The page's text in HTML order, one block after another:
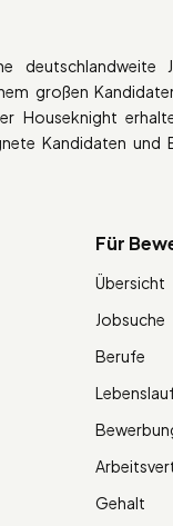
deutschlandweite
großen
Houseknight
Kandidaten und
Für
Übersicht
Jobsuche
Berufe
Gehalt